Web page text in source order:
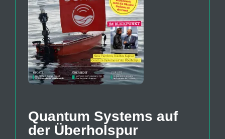
Quantum Systems auf
der Überholspur